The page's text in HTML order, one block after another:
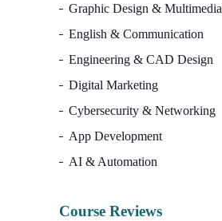
Graphic Design & Multimedia
English & Communication
Engineering & CAD Design
Digital Marketing
Cybersecurity & Networking
App Development
AI & Automation
Course Reviews